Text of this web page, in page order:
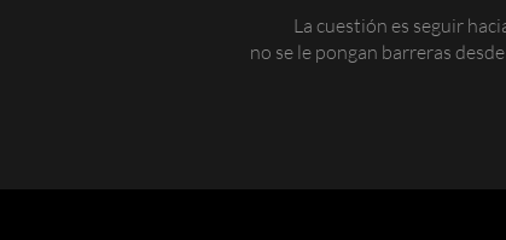
La cuestión es seguir
no se le pongan barreras desde